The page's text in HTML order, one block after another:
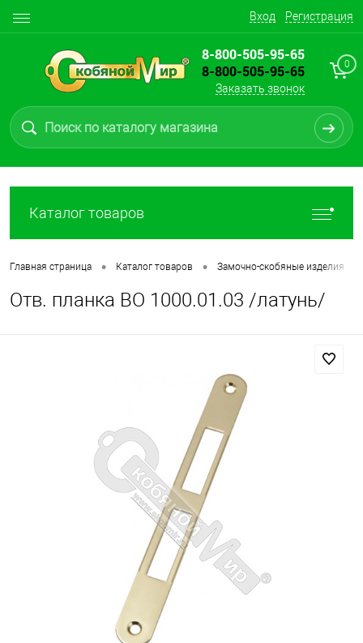
Вход Регистрация
8-800-505-95-65
8-800-505-95-65
Заказать звонок
0
Каталог товаров
Главная страница • Каталог товаров • Замочно-скобяные изделия
Отв. планка ВО 1000.01.03 /латунь/